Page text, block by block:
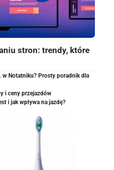
stron: trendy, które
w Notatniku? Prosty poradnik dla
i ceny przejazdów
i jak wpływa na jazdę?